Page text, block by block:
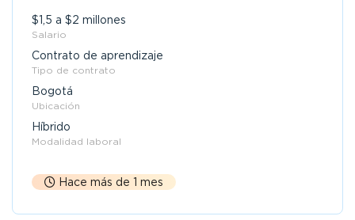
$1,5 a $2 millones
Salario
Contrato de aprendizaje
Tipo de contrato
Bogotá
Ubicación
Híbrido
Modalidad laboral
Hace más de 1 mes